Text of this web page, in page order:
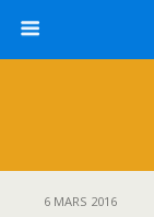
6 MARS 2016